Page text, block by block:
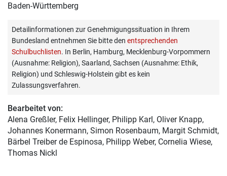
Baden-Württemberg
Detailinformationen zur Genehmigungssituation in Ihrem
Bundesland entnehmen Sie bitte den entsprechenden
Schulbuchlisten. In Berlin, Hamburg, Mecklenburg-Vorpommern
(Ausnahme: Religion), Saarland, Sachsen (Ausnahme: Ethik,
Religion) und Schleswig-Holstein gibt es kein
Zulassungsverfahren.
Bearbeitet von:
Alena Greßler, Felix Hellinger, Philipp Karl, Oliver Knapp,
Johannes Konermann, Simon Rosenbaum, Margit Schmidt,
Bärbel Treiber de Espinosa, Philipp Weber, Cornelia Wiese,
Thomas Nickl